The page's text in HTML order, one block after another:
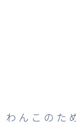
わんこのた